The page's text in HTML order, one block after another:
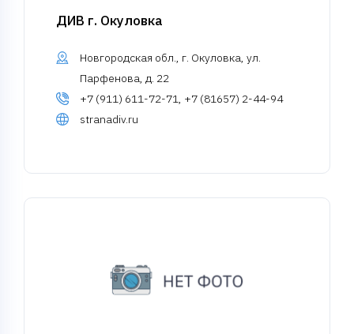
ДИВ г. Окуловка
Новгородская обл., г. Окуловка, ул.
Парфенова, д. 22
+7 (911) 611-72-71, +7 (81657) 2-44-94
stranadiv.ru